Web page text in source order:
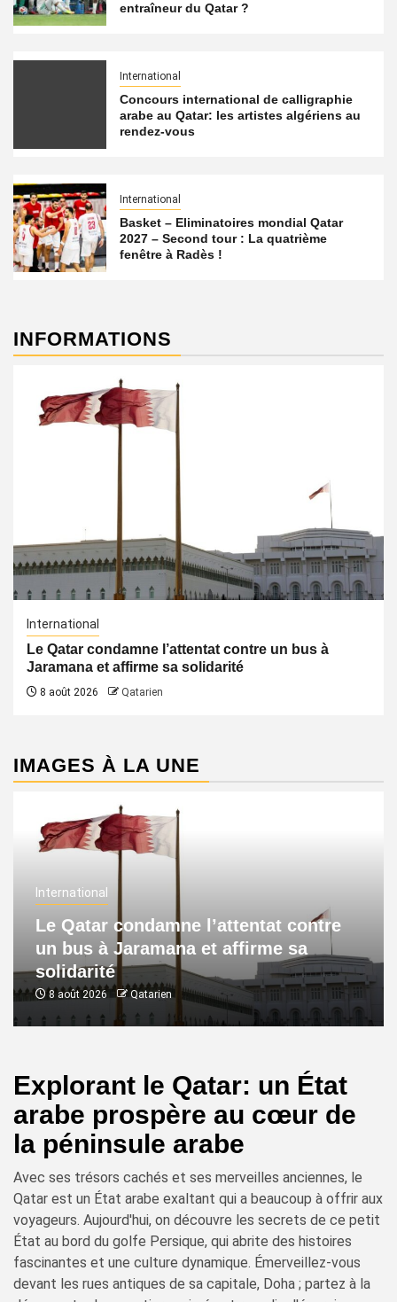
entraîneur du Qatar ?
International
Concours international de calligraphie
arabe au Qatar: les artistes algériens au
rendez-vous
International
Basket – Eliminatoires mondial Qatar
2027 – Second tour : La quatrième
fenêtre à Radès !
INFORMATIONS
International
Le Qatar condamne l’attentat contre un bus à
Jaramana et affirme sa solidarité
8 août 2026 Qatarien
IMAGES À LA UNE
International
Le Qatar condamne l’attentat contre
un bus à Jaramana et affirme sa
solidarité
8 août 2026 Qatarien
Explorant le Qatar: un État
arabe prospère au cœur de
la péninsule arabe
Avec ses trésors cachés et ses merveilles anciennes, le
Qatar est un État arabe exaltant qui a beaucoup à offrir aux
voyageurs. Aujourd'hui, on découvre les secrets de ce petit
État au bord du golfe Persique, qui abrite des histoires
fascinantes et une culture dynamique. Émerveillez-vous
devant les rues antiques de sa capitale, Doha ; partez à la